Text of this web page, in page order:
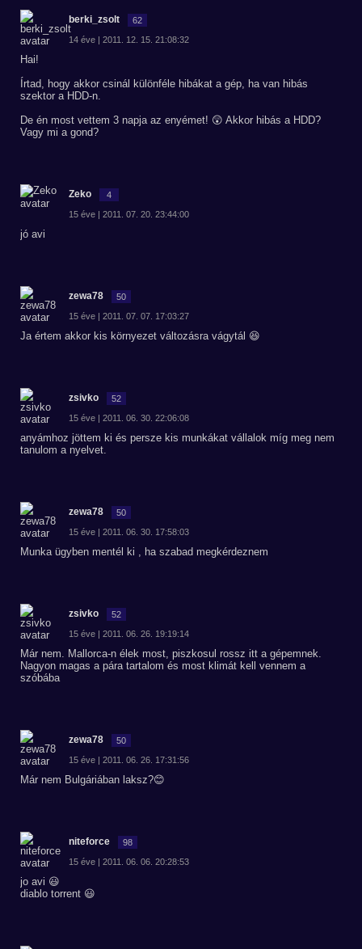
berki_zsolt 62
14 éve | 2011. 12. 15. 21:08:32
Hai!
Írtad, hogy akkor csinál különféle hibákat a gép, ha van hibás
szektor a HDD-n.
De én most vettem 3 napja az enyémet! 😲 Akkor hibás a HDD?
Vagy mi a gond?
Zeko 4
15 éve | 2011. 07. 20. 23:44:00
jó avi
zewa78 50
15 éve | 2011. 07. 07. 17:03:27
Ja értem akkor kis környezet változásra vágytál 😆
zsivko 52
15 éve | 2011. 06. 30. 22:06:08
anyámhoz jöttem ki és persze kis munkákat vállalok míg meg nem
tanulom a nyelvet.
zewa78 50
15 éve | 2011. 06. 30. 17:58:03
Munka ügyben mentél ki , ha szabad megkérdeznem
zsivko 52
15 éve | 2011. 06. 26. 19:19:14
Már nem. Mallorca-n élek most, piszkosul rossz itt a gépemnek.
Nagyon magas a pára tartalom és most klimát kell vennem a
szóbába
zewa78 50
15 éve | 2011. 06. 26. 17:31:56
Már nem Bulgáriában laksz?😊
niteforce 98
15 éve | 2011. 06. 06. 20:28:53
jo avi 😃
diablo torrent 😃